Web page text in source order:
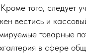
того, следует
вестись и
товарные
в сфере